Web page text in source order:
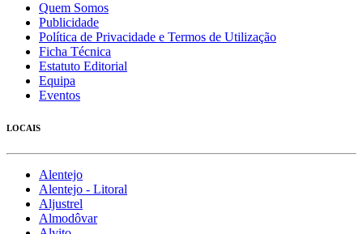
Quem Somos
Publicidade
Política de Privacidade e Termos de Utilização
Ficha Técnica
Estatuto Editorial
Equipa
Eventos
LOCAIS
Alentejo
Alentejo - Litoral
Aljustrel
Almodôvar